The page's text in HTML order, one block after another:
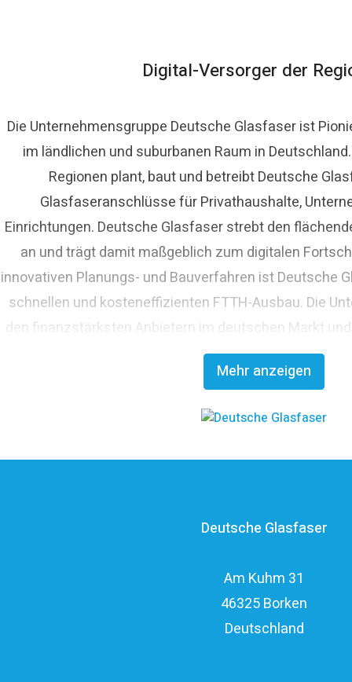
Lippelt
Pressesprecherin presse@deutsche-
Digital-Versorger der
Mehr anzeigen
Die Unternehmensgruppe Deutsche Glasfaser ist
im ländlichen und suburbanen Raum in
Regionen plant, baut und betreibt Deutsche
Glasfaseranschlüsse für Privathaushalte,
Einrichtungen. Deutsche Glasfaser strebt den
an und trägt damit maßgeblich zum digitalen
innovativen Planungs- und Bauverfahren ist Deutsche
schnellen und kosteneffizienten FTTH-Ausbau. Die
den finanzstärksten Anbietern im deutschen Markt
Glasfaserinvestoren EQT und OMERS über ein
Investitionsvolumen von über elf
Deutsche Glasfaser
Am Kuhm 31
46325 Borken
Deutschland